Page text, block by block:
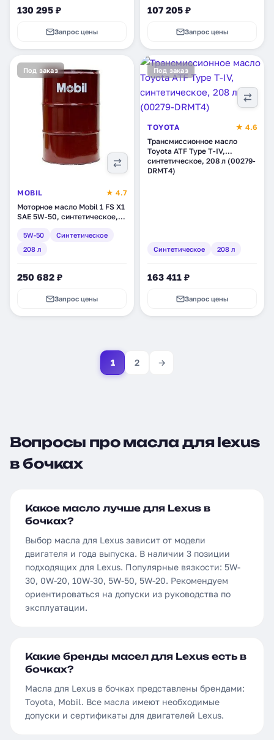
130 295 ₽
Запрос цены
107 205 ₽
Запрос цены
Под заказ
MOBIL
★ 4.7
Моторное масло Mobil 1 FS X1
SAE 5W-50, синтетическое,
5W-50
Синтетическое
208 л
250 682 ₽
Запрос цены
Под заказ
TOYOTA
★ 4.6
Трансмиссионное масло
Toyota ATF Type T-IV,
синтетическое, 208 л (00279-
DRMT4)
Синтетическое 208 л
163 411 ₽
Запрос цены
1 2 →
Вопросы про масла для lexus
в бочках
Какое масло лучше для Lexus в
бочках?
Выбор масла для Lexus зависит от модели
двигателя и года выпуска. В наличии 3 позиции
подходящих для Lexus. Популярные вязкости: 5W-
30, 0W-20, 10W-30, 5W-50, 5W-20. Рекомендуем
ориентироваться на допуски из руководства по
эксплуатации.
Какие бренды масел для Lexus есть в
бочках?
Масла для Lexus в бочках представлены брендами:
Toyota, Mobil. Все масла имеют необходимые
допуски и сертификаты для двигателей Lexus.